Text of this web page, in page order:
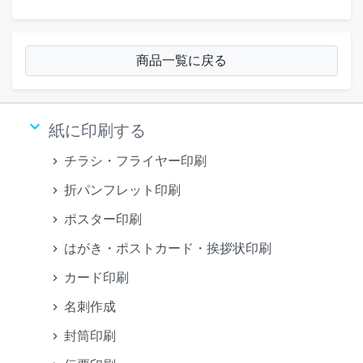
商品一覧に戻る
keyboard_arrow_down 紙に印刷する
チラシ・フライヤー印刷
折パンフレット印刷
ポスター印刷
はがき・ポストカード・挨拶状印刷
カード印刷
名刺作成
封筒印刷